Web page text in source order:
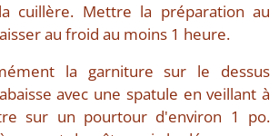
cuillère. Mettre la préparation au
au froid au moins 1 heure.
la garniture sur le dessus
avec une spatule en veillant à
sur un pourtour d'environ 1 po.